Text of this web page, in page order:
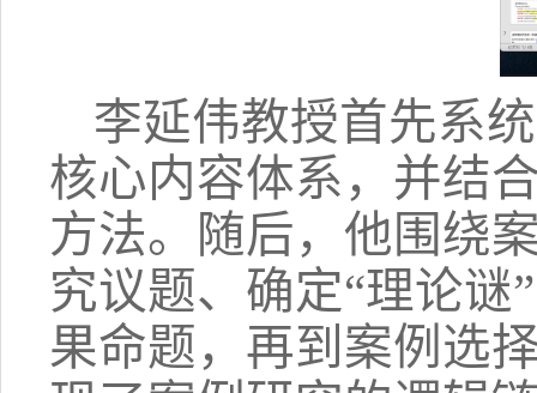
李延伟教授首先系
核心内容体系，并结
方法。随后，他围绕
究议题、确定“理论谜
果命题，再到案例选